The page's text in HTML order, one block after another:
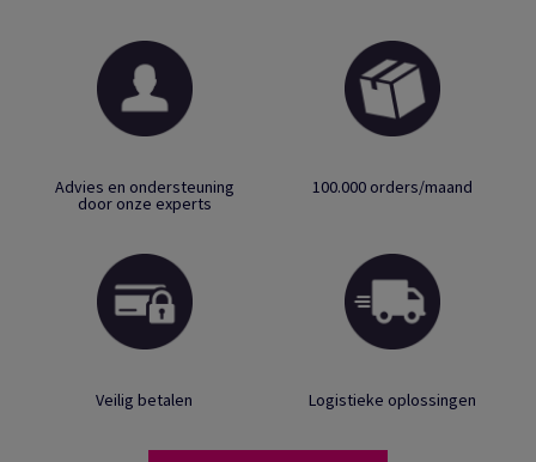
Advies en ondersteuning
door onze experts
100.000 orders/maand
Veilig betalen Logistieke oplossingen